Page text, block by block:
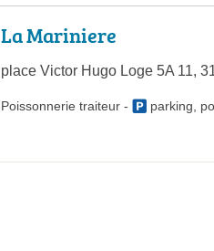
La Mariniere
place Victor Hugo Loge 5A 11,
Poissonnerie traiteur - parking